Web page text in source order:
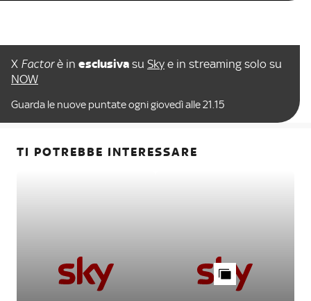
X Factorè in esclusiva su Sky e in streaming solo su
NOW
Guarda le nuove puntate ogni giovedì alle 21.15
TI POTREBBE INTERESSARE